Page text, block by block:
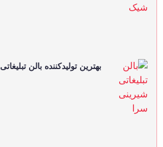
بهترین تولیدکننده بالن تبلیغاتی